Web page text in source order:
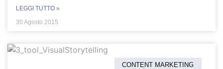
LEGGI TUTTO »
30 Agosto 2015
CONTENT MARKETING